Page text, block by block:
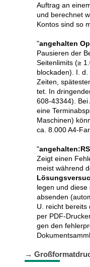
Auf­trag an
und berech­net
Kontos sind so
"angehalten
Pausieren der
Seiten­limits (≥
blocka­den). I.
Zeiten,
tet. In
608-43344).
eine
Maschinen)
ca. 8.000 A4-
"
Zeigt einen
meist während
legen und diese
absenden
U. reicht bereits
per PDF-
gen den
→